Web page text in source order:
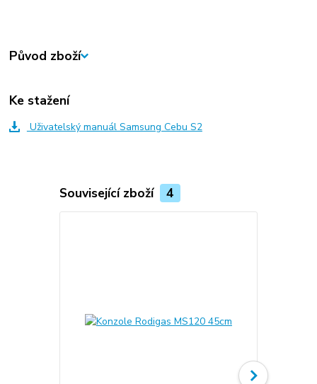
Původ zboží
Ke stažení
Uživatelský manuál Samsung Cebu S2
Související zboží 4